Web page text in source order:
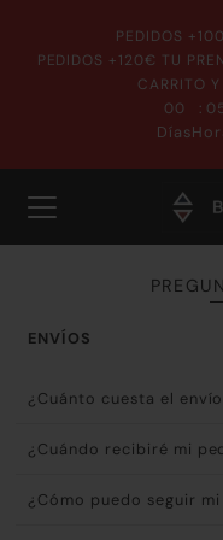
PEDIDOS
PEDIDOS +120€ TU
CARRITO
00
Días
: 05
ENVÍOS
¿Cuánto cuesta el
¿Cuándo recibiré mi
¿Cómo puedo seguir mi